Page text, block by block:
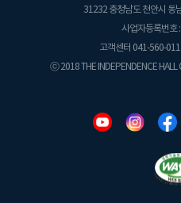
31232 충청남도 천안시 동
사업자등록번호
고객센터 041-560-
ⓒ 2018 THE INDEPENDENCE HALL